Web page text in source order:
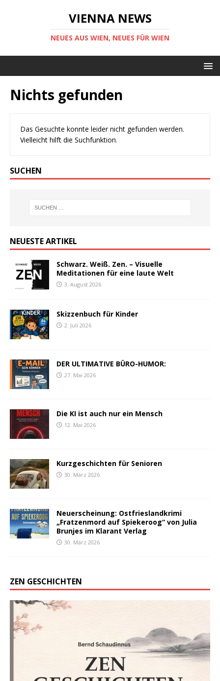
VIENNA NEWS
NEUES AUS WIEN, NEUES FÜR WIEN
Nichts gefunden
Das Gesuchte konnte leider nicht gefunden werden.
Vielleicht hilft die Suchfunktion.
SUCHEN
NEUESTE ARTIKEL
Schwarz. Weiß. Zen. – Visuelle
Meditationen für eine laute Welt
3. August 2026
Skizzenbuch für Kinder
2. Juli 2026
DER ULTIMATIVE BÜRO-HUMOR:
27. Mai 2026
Die KI ist auch nur ein Mensch
12. Mai 2026
Kurzgeschichten für Senioren
30. März 2026
Neuerscheinung: Ostfrieslandkrimi
„Fratzenmord auf Spiekeroog“ von Julia
Brunjes im Klarant Verlag
30. März 2026
ZEN GESCHICHTEN